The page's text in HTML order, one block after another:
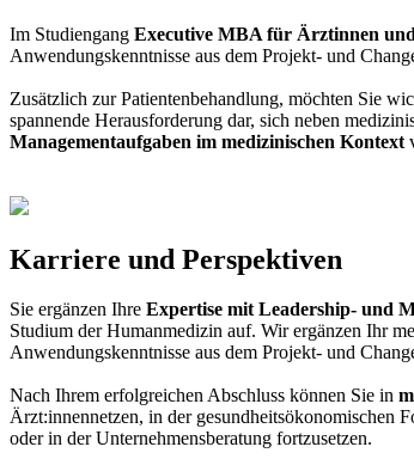
Im Studiengang Executive MBA für Ärztinnen
Anwendungskenntnisse aus dem Projekt- und
Zusätzlich zur Patientenbehandlung, möchten Sie
spannende Herausforderung dar, sich neben
Managementaufgaben im medizinischen Kontext
Karriere und Perspektiven
Sie ergänzen Ihre Expertise mit Leadership- und
Studium der Humanmedizin auf. Wir ergänzen Ihr
Anwendungskenntnisse aus dem Projekt- und
Nach Ihrem erfolgreichen Abschluss können Sie in
Ärzt:innennetzen, in der gesundheitsökonomischen
oder in der Unternehmensberatung fortzusetzen.